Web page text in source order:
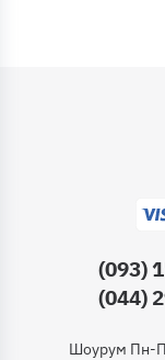
(093)
(044)
Шоурум Пн-